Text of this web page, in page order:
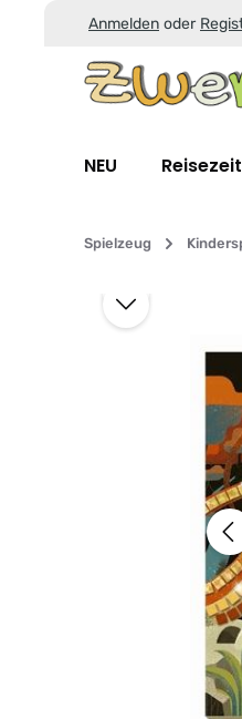
Zum Hauptinhalt
Zur Suche springen
Zur
Anmelden oder
NEU Reisezeit
Spielzeug
Bildergalerie